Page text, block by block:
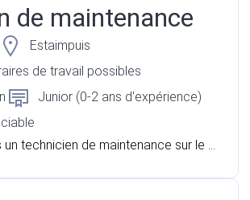
de maintenance
Estaimpuis
de travail possibles
Junior (0-2 ans d'expérience)
technicien de maintenance sur le s